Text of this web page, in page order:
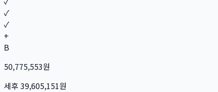
✓
✓
+
B
50,775,553원
세후 39,605,151원